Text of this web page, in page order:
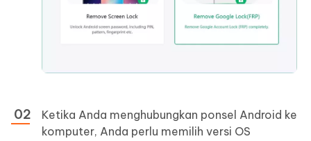
Ketika Anda menghubungkan ponsel Android ke
komputer, Anda perlu memilih versi OS